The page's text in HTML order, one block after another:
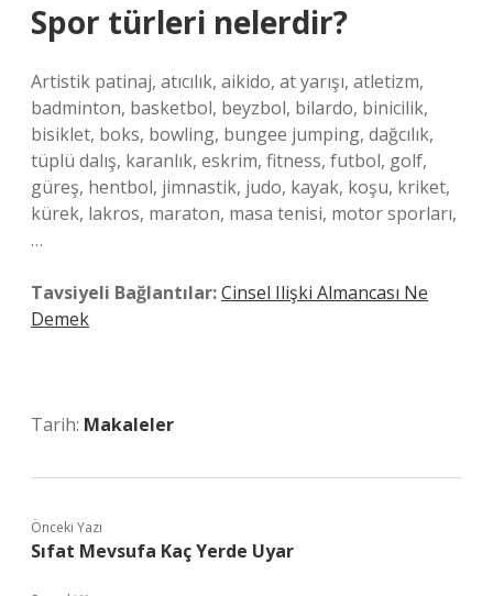
Spor türleri nelerdir?
Artistik patinaj, atıcılık, aikido, at yarışı, atletizm,
badminton, basketbol, ​​beyzbol, bilardo, binicilik,
bisiklet, boks, bowling, bungee jumping, dağcılık,
tüplü dalış, karanlık, eskrim, fitness, futbol, ​​golf,
güreş, hentbol, ​​jimnastik, judo, kayak, koşu, kriket,
kürek, lakros, maraton, masa tenisi, motor sporları,
…
Tavsiyeli Bağlantılar:Cinsel Ilişki Almancası Ne
Demek
Tarih: Makaleler
Önceki Yazı
Sıfat Mevsufa Kaç Yerde Uyar